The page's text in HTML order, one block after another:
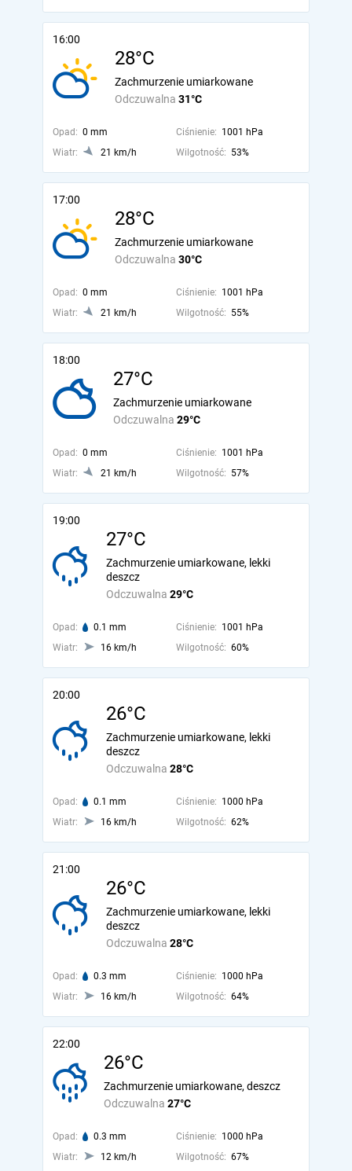
16:00
28°C
Odczuwalna 31°C
Zachmurzenie umiarkowane
Opad: 0 mm Ciśnienie: 1001 hPa
Wiatr:
21 km/h Wilgotność: 53%
17:00
28°C
Odczuwalna 30°C
Zachmurzenie umiarkowane
Opad: 0 mm Ciśnienie: 1001 hPa
Wiatr:
21 km/h Wilgotność: 55%
18:00
27°C
Odczuwalna 29°C
Zachmurzenie umiarkowane
Opad: 0 mm Ciśnienie: 1001 hPa
Wiatr:
21 km/h Wilgotność: 57%
19:00
27°C
Odczuwalna 29°C
Zachmurzenie umiarkowane, lekki
deszcz
Opad: 0.1 mm Ciśnienie: 1001 hPa
Wiatr:
16 km/h Wilgotność: 60%
20:00
26°C
Odczuwalna 28°C
Zachmurzenie umiarkowane, lekki
deszcz
Opad: 0.1 mm Ciśnienie: 1000 hPa
Wiatr:
16 km/h Wilgotność: 62%
21:00
26°C
Odczuwalna 28°C
Zachmurzenie umiarkowane, lekki
deszcz
Opad: 0.3 mm Ciśnienie: 1000 hPa
Wiatr:
16 km/h Wilgotność: 64%
22:00
26°C
Odczuwalna 27°C
Zachmurzenie umiarkowane, deszcz
Opad: 0.3 mm Ciśnienie: 1000 hPa
Wiatr:
12 km/h Wilgotność: 67%